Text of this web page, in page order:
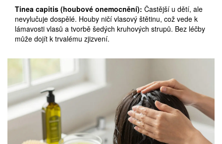
Tinea capitis (houbové onemocnění): Častější u dětí, ale
nevylučuje dospělé. Houby ničí vlasový štětinu, což vede k
lámavosti vlasů a tvorbě šedých kruhových strupů. Bez léčby
může dojít k trvalému zjizvení.